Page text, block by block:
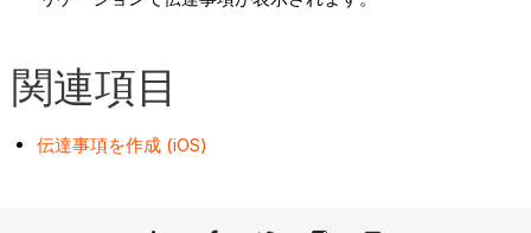
関連項目
伝達事項を作成 (iOS)